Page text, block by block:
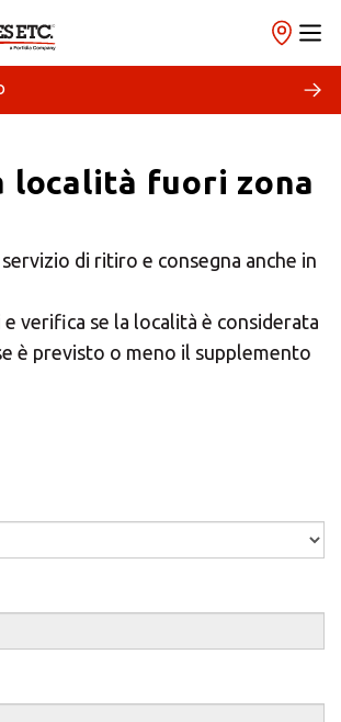
località fuori zona
di ritiro e consegna anche in
e verifica se la località è considerata
è previsto o meno il supplemento
×
il tuo Centro
MBE